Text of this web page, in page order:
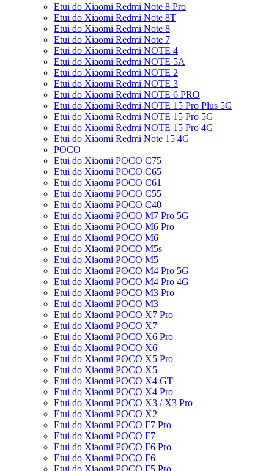
Etui do Xiaomi Redmi Note 8 Pro
Etui do Xiaomi Redmi Note 8T
Etui do Xiaomi Redmi Note 8
Etui do Xiaomi Redmi Note 7
Etui do Xiaomi Redmi NOTE 4
Etui do Xiaomi Redmi NOTE 5A
Etui do Xiaomi Redmi NOTE 2
Etui do Xiaomi Redmi NOTE 3
Etui do Xiaomi Redmi NOTE 6 PRO
Etui do Xiaomi Redmi NOTE 15 Pro Plus 5G
Etui do Xiaomi Redmi NOTE 15 Pro 5G
Etui do Xiaomi Redmi NOTE 15 Pro 4G
Etui do Xiaomi Redmi Note 15 4G
POCO
Etui do Xiaomi POCO C75
Etui do Xiaomi POCO C65
Etui do Xiaomi POCO C61
Etui do Xiaomi POCO C55
Etui do Xiaomi POCO C40
Etui do Xiaomi POCO M7 Pro 5G
Etui do Xiaomi POCO M6 Pro
Etui do Xiaomi POCO M6
Etui do Xiaomi POCO M5s
Etui do Xiaomi POCO M5
Etui do Xiaomi POCO M4 Pro 5G
Etui do Xiaomi POCO M4 Pro 4G
Etui do Xiaomi POCO M3 Pro
Etui do Xiaomi POCO M3
Etui do Xiaomi POCO X7 Pro
Etui do Xiaomi POCO X7
Etui do Xiaomi POCO X6 Pro
Etui do Xiaomi POCO X6
Etui do Xiaomi POCO X5 Pro
Etui do Xiaomi POCO X5
Etui do Xiaomi POCO X4 GT
Etui do Xiaomi POCO X4 Pro
Etui do Xiaomi POCO X3 / X3 Pro
Etui do Xiaomi POCO X2
Etui do Xiaomi POCO F7 Pro
Etui do Xiaomi POCO F7
Etui do Xiaomi POCO F6 Pro
Etui do Xiaomi POCO F6
Etui do Xiaomi POCO F5 Pro